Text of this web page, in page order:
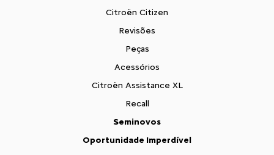
Citroën Citizen
Revisões
Peças
Acessórios
Citroën Assistance XL
Recall
Seminovos
Oportunidade Imperdível